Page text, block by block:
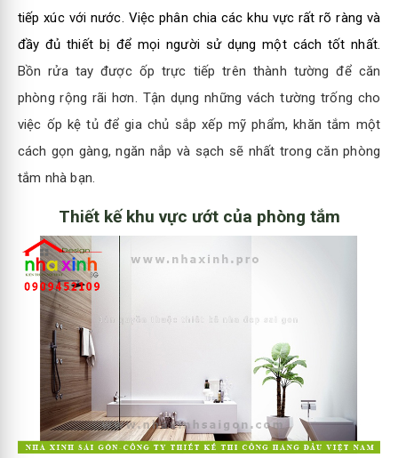
tiếp xúc với nước. Việc phân chia các khu vực rất rõ ràng và
đầy đủ thiết bị để mọi người sử dụng một cách tốt nhất.
Bồn rửa tay được ốp trực tiếp trên thành tường để căn
phòng rộng rãi hơn. Tận dụng những vách tường trống cho
việc ốp kệ tủ để gia chủ sắp xếp mỹ phẩm, khăn tắm một
cách gọn gàng, ngăn nắp và sạch sẽ nhất trong căn phòng
tắm nhà bạn.
Thiết kế khu vực ướt của phòng tắm